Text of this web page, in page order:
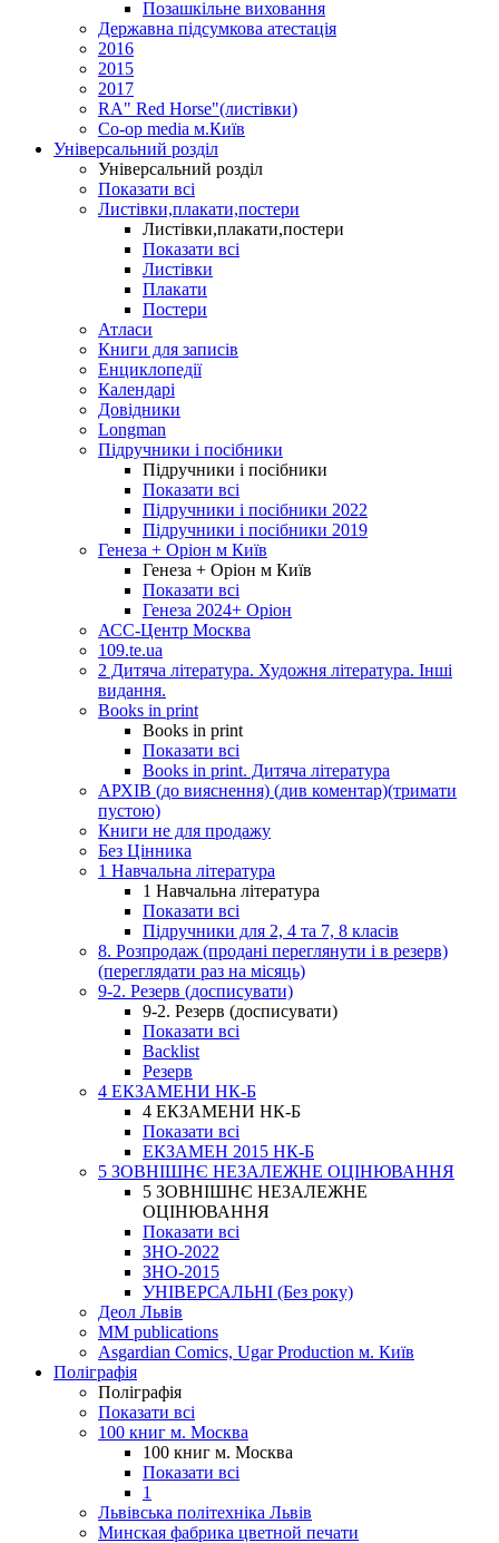
Позашкільне виховання
Державна підсумкова атестація
2016
2015
2017
RA" Red Horse"(листівки)
Co-op media м.Київ
Універсальний розділ
Універсальний розділ
Показати всі
Листівки,плакати,постери
Листівки,плакати,постери
Показати всі
Листівки
Плакати
Постери
Атласи
Книги для записів
Енциклопедії
Календарі
Довідники
Longman
Підручники і посібники
Підручники і посібники
Показати всі
Підручники і посібники 2022
Підручники і посібники 2019
Генеза + Оріон м Київ
Генеза + Оріон м Київ
Показати всі
Генеза 2024+ Оріон
АСС-Центр Москва
109.te.ua
2 Дитяча література. Художня література. Інші
видання.
Books in print
Books in print
Показати всі
Books in print. Дитяча література
АРХІВ (до вияснення) (див коментар)(тримати
пустою)
Книги не для продажу
Без Цінника
1 Навчальна література
1 Навчальна література
Показати всі
Підручники для 2, 4 та 7, 8 класів
8. Розпродаж (продані переглянути і в резерв)
(переглядати раз на місяць)
9-2. Резерв (досписувати)
9-2. Резерв (досписувати)
Показати всі
Backlist
Резерв
4 ЕКЗАМЕНИ НК-Б
4 ЕКЗАМЕНИ НК-Б
Показати всі
ЕКЗАМЕН 2015 НК-Б
5 ЗОВНІШНЄ НЕЗАЛЕЖНЕ ОЦІНЮВАННЯ
5 ЗОВНІШНЄ НЕЗАЛЕЖНЕ
ОЦІНЮВАННЯ
Показати всі
ЗНО-2022
ЗНО-2015
УНІВЕРСАЛЬНІ (Без року)
Деол Львів
MM publications
Asgardian Comics, Ugar Production м. Київ
Поліграфія
Поліграфія
Показати всі
100 книг м. Москва
100 книг м. Москва
Показати всі
1
Львівська політехніка Львів
Минская фабрика цветной печати